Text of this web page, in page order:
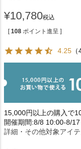
¥10,780税込
[ 108 ポイント進呈 ]
4.25
15,000円以上の購入で
開催期間:8/8 10:00-8/
詳細・その他対象アイ